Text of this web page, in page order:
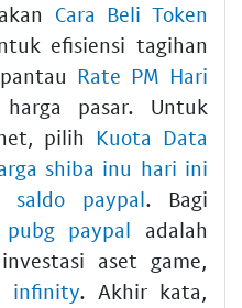
Cara Beli Token
efisiensi tagihan
Rate PM Hari
pasar. Untuk
pilih Kuota Data
shiba inu hari ini
saldo paypal. Bagi
paypal adalah
aset game,
infinity. Akhir kata,